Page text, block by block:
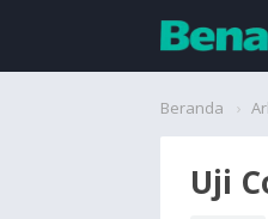
Beranda
Uji